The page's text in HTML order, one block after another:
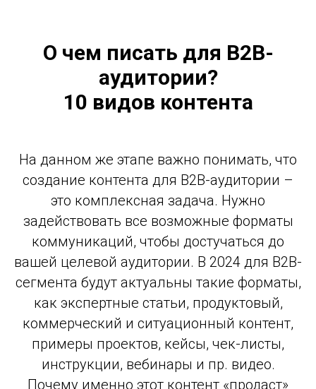
О чем писать для B2B-
аудитории?
10 видов контента
На данном же этапе важно понимать, что
создание контента для B2B-аудитории –
это комплексная задача. Нужно
задействовать все возможные форматы
коммуникаций, чтобы достучаться до
вашей целевой аудитории. В 2024 для B2B-
сегмента будут актуальны такие форматы,
как экспертные статьи, продуктовый,
коммерческий и ситуационный контент,
примеры проектов, кейсы, чек-листы,
инструкции, вебинары и пр. видео.
Почему именно этот контент «продаст»